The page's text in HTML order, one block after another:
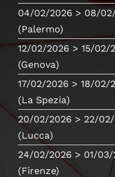
04/02/2026 > 08/
(Palermo)
12/02/2026 > 15/02/
(Genova)
17/02/2026 > 18/02/
(La Spezia)
20/02/2026 > 22/
(Lucca)
24/02/2026 > 01/03/
(Firenze)